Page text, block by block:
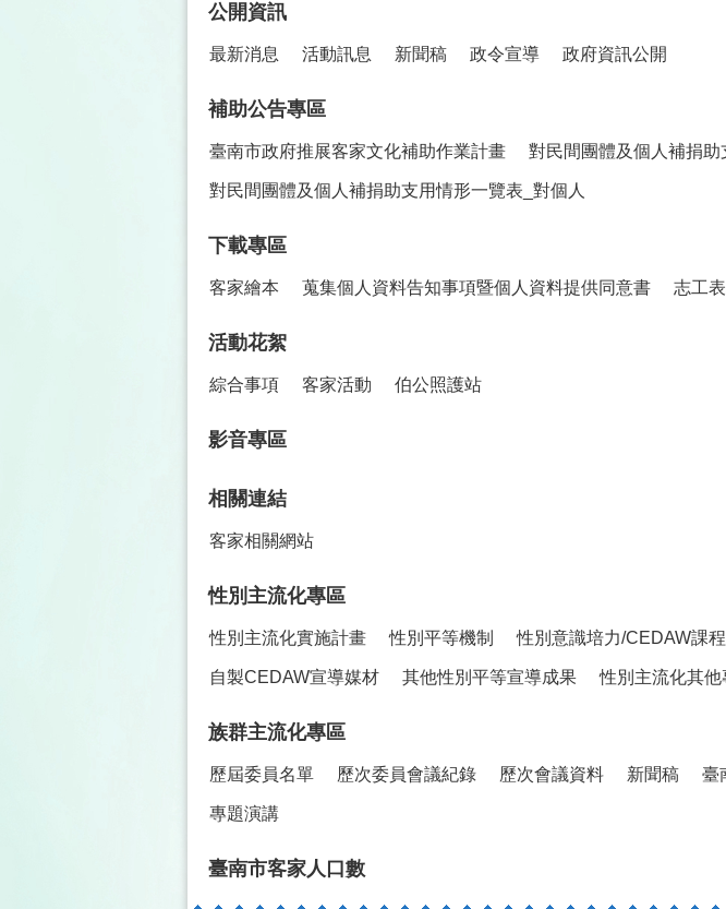
公開資訊
最新消息 活動訊息 新聞稿 政令宣導 政府資訊公開
補助公告專區
臺南市政府推展客家文化補助作業計畫 對民間團體及個人補捐
對民間團體及個人補捐助支用情形一覽表_對個人
下載專區
客家繪本 蒐集個人資料告知事項暨個人資料提供同意書 志工
活動花絮
綜合事項 客家活動 伯公照護站
影音專區
相關連結
客家相關網站
性別主流化專區
性別主流化實施計畫 性別平等機制 性別意識培力/CEDAW課程
自製CEDAW宣導媒材 其他性別平等宣導成果 性別主流化其他
族群主流化專區
歷屆委員名單 歷次委員會議紀錄 歷次會議資料 新聞稿 臺
專題演講
臺南市客家人口數